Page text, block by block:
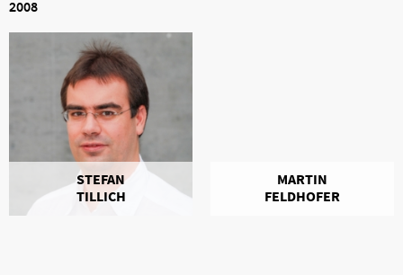
2008
STEFAN
TILLICH
MARTIN
FELDHOFER